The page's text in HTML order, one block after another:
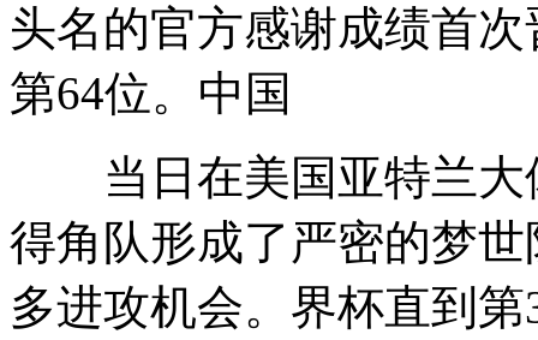
头名的官方感谢成绩首
第64位。中国
当日在美国亚特兰大
得角队形成了严密的梦
多进攻机会。界杯直到